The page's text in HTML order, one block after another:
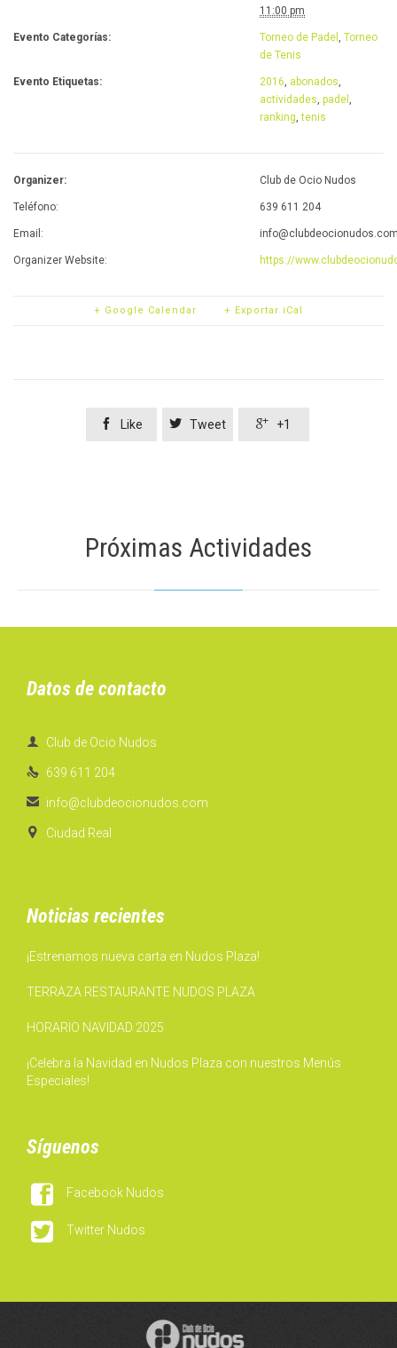
11:00 pm
Evento Categorías: Torneo de Padel
Torneo
de Tenis
Evento Etiquetas: 2016 abonados
actividades padel
ranking ,tenis
Organizer: Club de Ocio Nudos
Teléfono: 639 611 204
Email:
Organizer Website: https://
+ Google Calendar + Exportar iCal
 Like  Tweet  +1
Próximas Actividades
Datos de contacto
 Club de Ocio Nudos
 639 611 204
 info@clubdeocionudos.com
 Ciudad Real
Noticias recientes
¡Estrenamos nueva carta en Nudos Plaza!
TERRAZA RESTAURANTE NUDOS PLAZA
HORARIO NAVIDAD 2025
¡Celebra la Navidad en Nudos Plaza con nuestros Menús
Especiales!
Síguenos
 Facebook Nudos
 Twitter Nudos